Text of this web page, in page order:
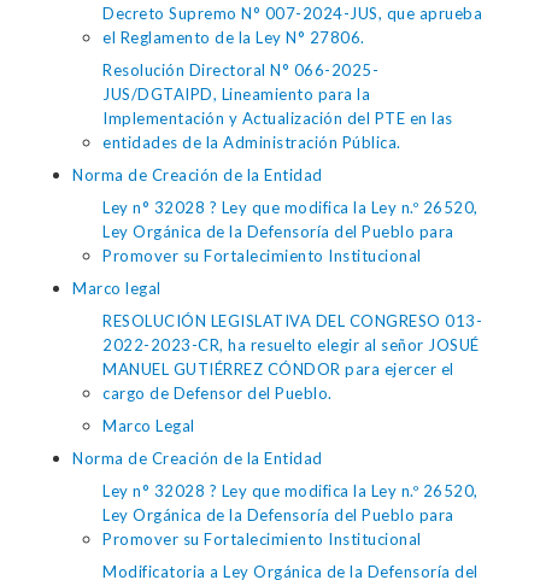
Decreto Supremo N° 007-2024-JUS, que aprueba
el Reglamento de la Ley N° 27806.
Resolución Directoral N° 066-2025-
JUS/DGTAIPD, Lineamiento para la
Implementación y Actualización del PTE en las
entidades de la Administración Pública.
Norma de Creación de la Entidad
Ley n° 32028 ? Ley que modifica la Ley n.º 26520,
Ley Orgánica de la Defensoría del Pueblo para
Promover su Fortalecimiento Institucional
Marco legal
RESOLUCIÓN LEGISLATIVA DEL CONGRESO 013-
2022-2023-CR, ha resuelto elegir al señor JOSUÉ
MANUEL GUTIÉRREZ CÓNDOR para ejercer el
cargo de Defensor del Pueblo.
Marco Legal
Norma de Creación de la Entidad
Ley n° 32028 ? Ley que modifica la Ley n.º 26520,
Ley Orgánica de la Defensoría del Pueblo para
Promover su Fortalecimiento Institucional
Modificatoria a Ley Orgánica de la Defensoría del